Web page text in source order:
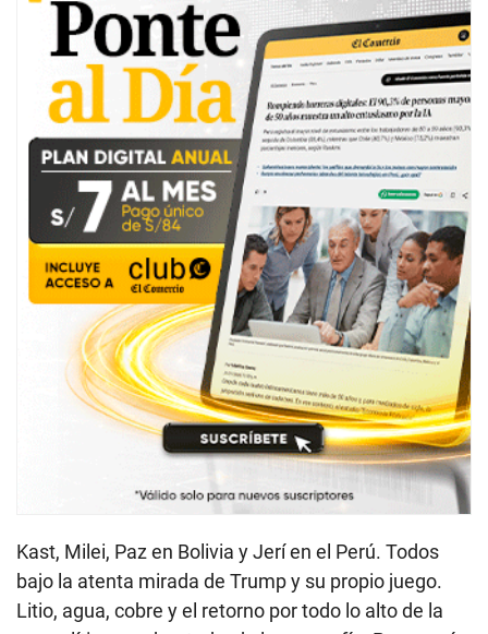
Kast, Milei, Paz en Bolivia y Jerí en el Perú. Todos
bajo la atenta mirada de Trump y su propio juego.
Litio, agua, cobre y el retorno por todo lo alto de la